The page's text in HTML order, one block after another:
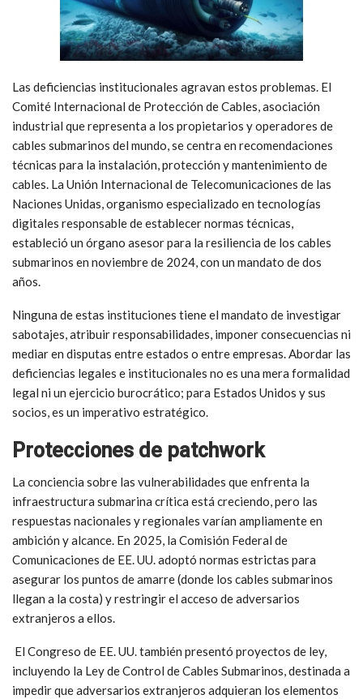
Las deficiencias institucionales agravan estos problemas. El
Comité Internacional de Protección de Cables, asociación
industrial que representa a los propietarios y operadores de
cables submarinos del mundo, se centra en recomendaciones
técnicas para la instalación, protección y mantenimiento de
cables. La Unión Internacional de Telecomunicaciones de las
Naciones Unidas, organismo especializado en tecnologías
digitales responsable de establecer normas técnicas,
estableció un órgano asesor para la resiliencia de los cables
submarinos en noviembre de 2024, con un mandato de dos
años.
Ninguna de estas instituciones tiene el mandato de investigar
sabotajes, atribuir responsabilidades, imponer consecuencias ni
mediar en disputas entre estados o entre empresas. Abordar las
deficiencias legales e institucionales no es una mera formalidad
legal ni un ejercicio burocrático; para Estados Unidos y sus
socios, es un imperativo estratégico.
Protecciones de patchwork
La conciencia sobre las vulnerabilidades que enfrenta la
infraestructura submarina crítica está creciendo, pero las
respuestas nacionales y regionales varían ampliamente en
ambición y alcance. En 2025, la Comisión Federal de
Comunicaciones de EE. UU. adoptó normas estrictas para
asegurar los puntos de amarre (donde los cables submarinos
llegan a la costa) y restringir el acceso de adversarios
extranjeros a ellos.
El Congreso de EE. UU. también presentó proyectos de ley,
incluyendo la Ley de Control de Cables Submarinos, destinada a
impedir que adversarios extranjeros adquieran los elementos